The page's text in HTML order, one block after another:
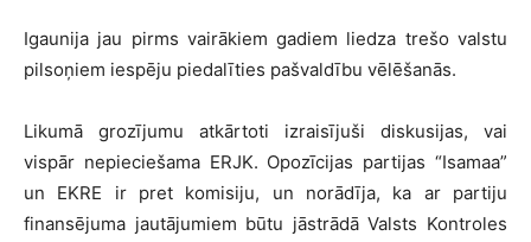
Igaunija jau pirms vairākiem gadiem liedza trešo valstu
pilsoņiem iespēju piedalīties pašvaldību vēlēšanās.
Likumā grozījumu atkārtoti izraisījuši diskusijas, vai
vispār nepieciešama ERJK. Opozīcijas partijas “Isamaa”
un EKRE ir pret komisiju, un norādīja, ka ar partiju
finansējuma jautājumiem būtu jāstrādā Valsts Kontroles